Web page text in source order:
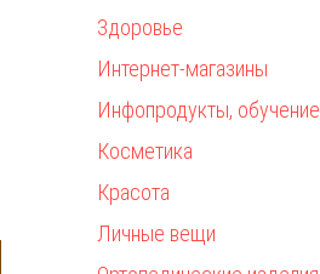
Здоровье
Интернет-магазины
Инфопродукты, обучение
Косметика
Красота
Личные вещи